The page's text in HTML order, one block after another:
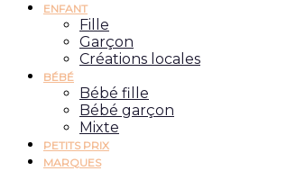
ENFANT
Fille
Garçon
Créations locales
BÉBÉ
Bébé fille
Bébé garçon
Mixte
PETITS PRIX
MARQUES